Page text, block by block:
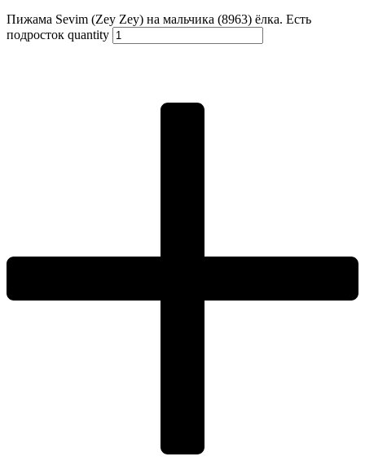
Пижама Sevim (Zey Zey) на мальчика (8963) ёлка. Есть
подросток quantity